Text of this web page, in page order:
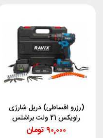
(رزرو اقساطی) دریل شارژی
راویکس 21 ولت براشلس
تومان ۹۰,۰۰۰